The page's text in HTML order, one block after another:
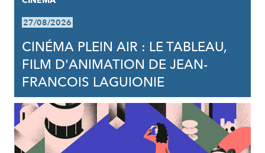
27/08/2026
CINÉMA PLEIN AIR : LE TABLEAU,
FILM D'ANIMATION DE JEAN-
FRANCOIS LAGUIONIE